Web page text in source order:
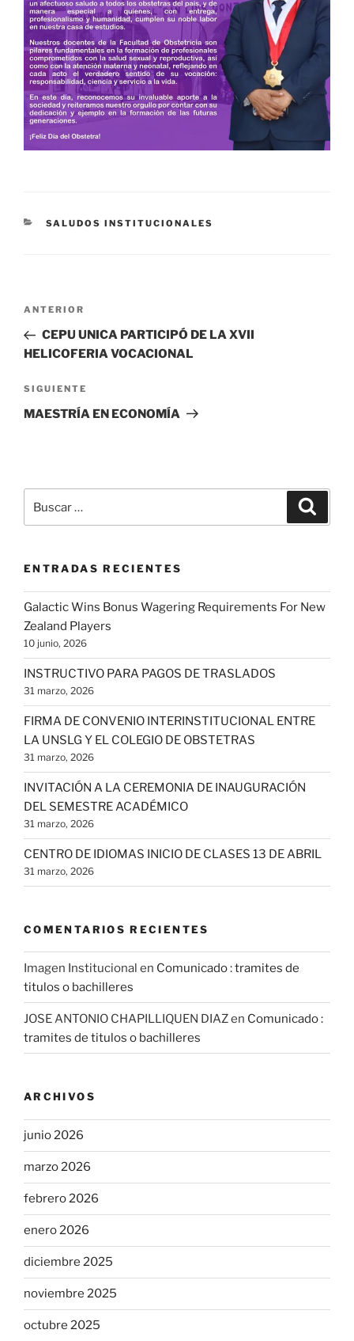
CATEGORÍAS
SALUDOS INSTITUCIONALES
Navegación
entradas
Entrada
anterior:
ANTERIOR
CEPU UNICA PARTICIPÓ DE LA XVII
HELICOFERIA VOCACIONAL
Siguiente
entrada
SIGUIENTE
MAESTRÍA EN ECONOMÍA
por:
ENTRADAS RECIENTES
Galactic Wins Bonus Wagering Requirements For New
Zealand Players
10 junio, 2026
INSTRUCTIVO PARA PAGOS DE TRASLADOS
31 marzo, 2026
FIRMA DE CONVENIO INTERINSTITUCIONAL ENTRE
LA UNSLG Y EL COLEGIO DE OBSTETRAS
31 marzo, 2026
INVITACIÓN A LA CEREMONIA DE INAUGURACIÓN
DEL SEMESTRE ACADÉMICO
31 marzo, 2026
CENTRO DE IDIOMAS INICIO DE CLASES 13 DE ABRIL
31 marzo, 2026
COMENTARIOS RECIENTES
Imagen Institucional en Comunicado : tramites de
titulos o bachilleres
JOSE ANTONIO CHAPILLIQUEN DIAZen Comunicado :
tramites de titulos o bachilleres
ARCHIVOS
junio 2026
marzo 2026
febrero 2026
enero 2026
diciembre 2025
noviembre 2025
octubre 2025